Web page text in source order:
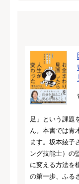
足」という課題
ん。本書では青
ます。坂本綾子
ング技能士）の
に変える方法を
の第一歩、ふる